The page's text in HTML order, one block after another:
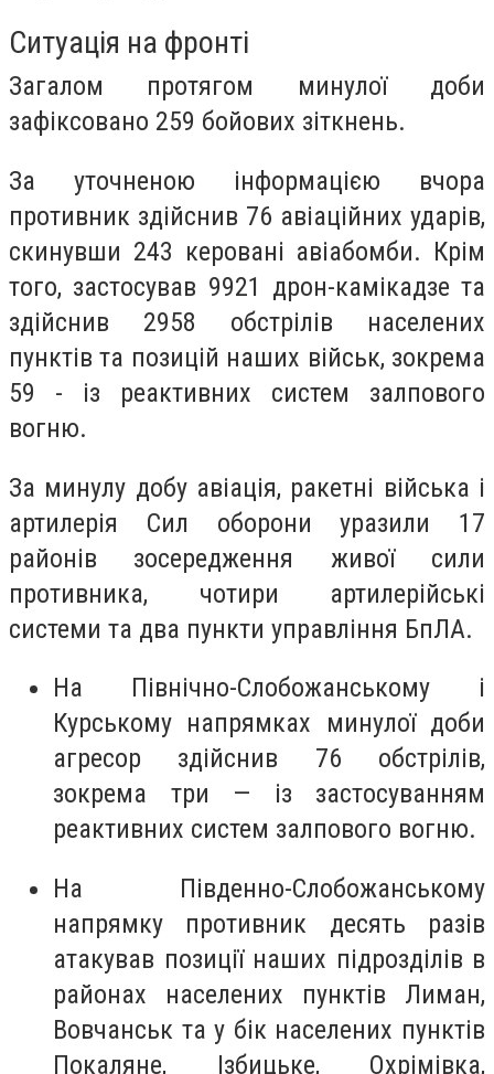
Ситуація на фронті
Загалом протягом минулої доби
зафіксовано 259 бойових зіткнень.
За уточненою інформацією вчора
противник здійснив 76 авіаційних ударів,
скинувши 243 керовані авіабомби. Крім
того, застосував 9921 дрон-камікадзе та
здійснив 2958 обстрілів населених
пунктів та позицій наших військ, зокрема
59 - із реактивних систем залпового
вогню.
За минулу добу авіація, ракетні війська і
артилерія Сил оборони уразили 17
районів зосередження живої сили
противника, чотири артилерійські
системи та два пункти управління БпЛА.
На Північно-Слобожанському і
Курському напрямках минулої доби
агресор здійснив 76 обстрілів,
зокрема три — із застосуванням
реактивних систем залпового вогню.
На Південно-Слобожанському
напрямку противник десять разів
атакував позиції наших підрозділів в
районах населених пунктів Лиман,
Вовчанськ та у бік населених пунктів
Покаляне, Ізбицьке, Охрімівка,